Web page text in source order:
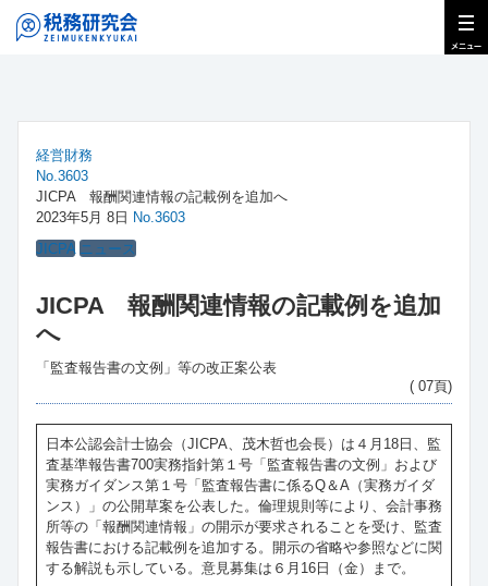
経営財務
No.3603
JICPA 報酬関連情報の記載例を追加へ
2023年5月 8日 No.3603
JICPA ニュース
JICPA 報酬関連情報の記載例を追加
へ
「監査報告書の文例」等の改正案公表
( 07頁)
日本公認会計士協会（JICPA、茂木哲也会長）は４月18日、監
査基準報告書700実務指針第１号「監査報告書の文例」および
実務ガイダンス第１号「監査報告書に係るQ＆A（実務ガイダ
ンス）」の公開草案を公表した。倫理規則等により、会計事務
所等の「報酬関連情報」の開示が要求されることを受け、監査
報告書における記載例を追加する。開示の省略や参照などに関
する解説も示している。意見募集は６月16日（金）まで。